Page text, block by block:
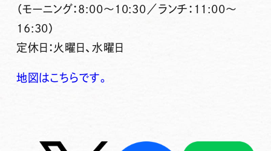
（モーニング：8:00～10:30／ランチ：11:00～
16:30）
定休日：火曜日、水曜日
地図はこちらです。